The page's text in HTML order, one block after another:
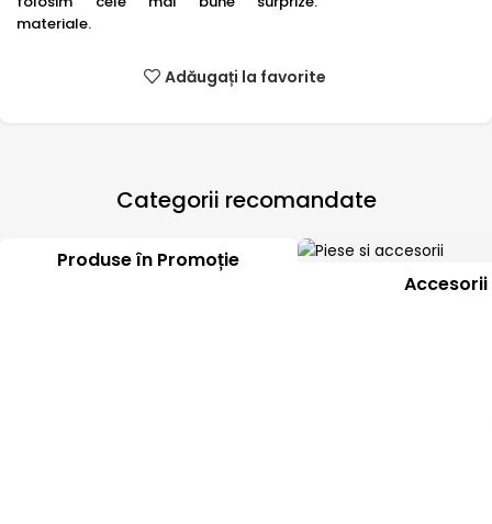
materiale.
Adăugați la favorite
Categorii recomandate
Produse în Promoție
Accesorii